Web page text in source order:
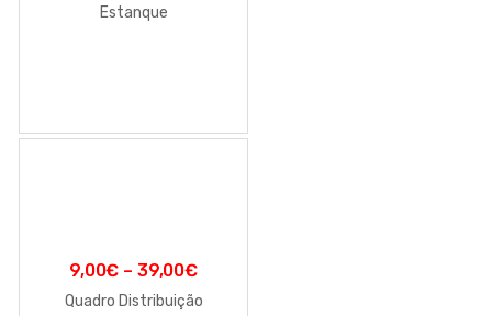
Estanque
9,00€ – 39,00€
Quadro Distribuição